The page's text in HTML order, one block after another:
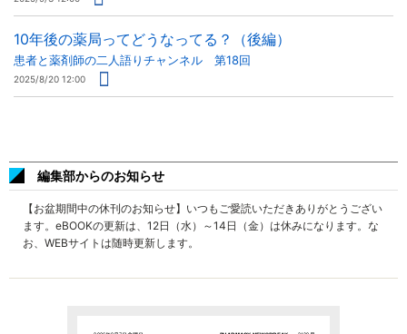
10年後の薬局ってどうなってる？（後編）
患者と薬剤師の二人語りチャンネル 第18回
2025/8/20 12:00
編集部からのお知らせ
【お盆期間中の休刊のお知らせ】いつもご愛読いただきありがとうござい
ます。eBOOKの更新は、12日（水）～14日（金）は休みになります。な
お、WEBサイトは随時更新します。